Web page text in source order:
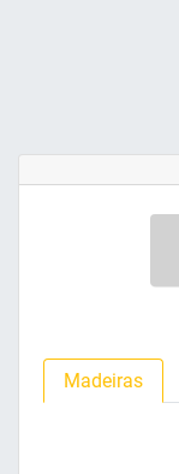
Madeiras